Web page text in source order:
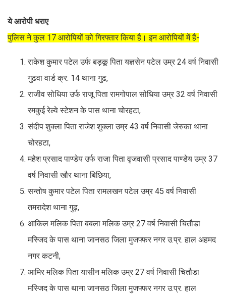
ये आरोपी धराए
पुलिस ने कुल 17 आरोपियों को गिरफ्तार किया है। इन आरोपियों में हैं-
राकेश कुमार पटेल उर्फ बड़कू पिता यज्ञसेन पटेल उम्र 24 वर्ष निवासी
गुढवा वार्ड क्र. 14 थाना गुढ,
राजीव सोधिया उर्फ राजू पिता रामगोपाल सोधिया उम्र 32 वर्ष निवासी
रमकुई रेल्वे स्टेशन के पास थाना चोरहटा,
संदीप शुक्ला पिता राजेश शुक्ला उम्र 43 वर्ष निवासी जेरुका थाना
चोरहटा,
महेश प्रसाद पाण्डेय उर्फ राजा पिता वृजवासी प्रसाद पाण्डेय उम्र 37
वर्ष निवासी खौर थाना बिछिया,
सन्तोष कुमार पटेल पिता रामलखन पटेल उम्र 45 वर्ष निवासी
तमरादेश थाना गुढ़,
आकिल मलिक पिता बबला मलिक उम्र 27 वर्ष निवासी चितौडा
मस्जिद के पास थाना जानसठ जिला मुजफ्फर नगर उ.प्र. हाल अहमद
नगर कटनी,
आमिर मलिक पिता यासीन मलिक उम्र 27 वर्ष निवासी चितौडा
मस्जिद के पास थाना जानसठ जिला मुजफ्फर नगर उ.प्र. हाल